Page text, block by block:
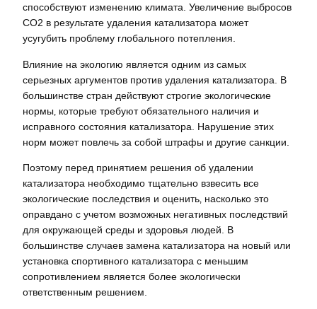
способствуют изменению климата. Увеличение выбросов
CO2 в результате удаления катализатора может
усугубить проблему глобального потепления.
Влияние на экологию является одним из самых
серьезных аргументов против удаления катализатора. В
большинстве стран действуют строгие экологические
нормы‚ которые требуют обязательного наличия и
исправного состояния катализатора. Нарушение этих
норм может повлечь за собой штрафы и другие санкции.
Поэтому перед принятием решения об удалении
катализатора необходимо тщательно взвесить все
экологические последствия и оценить‚ насколько это
оправдано с учетом возможных негативных последствий
для окружающей среды и здоровья людей. В
большинстве случаев замена катализатора на новый или
установка спортивного катализатора с меньшим
сопротивлением является более экологически
ответственным решением.